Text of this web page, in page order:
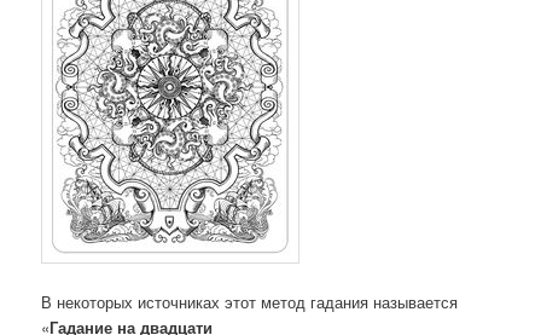
В некоторых источниках этот метод гадания называется
«Гадание на двадцати